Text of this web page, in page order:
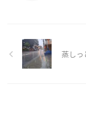
蒸しっ